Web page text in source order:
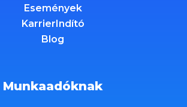
Események
KarrierIndító
Blog
Munkaadóknak